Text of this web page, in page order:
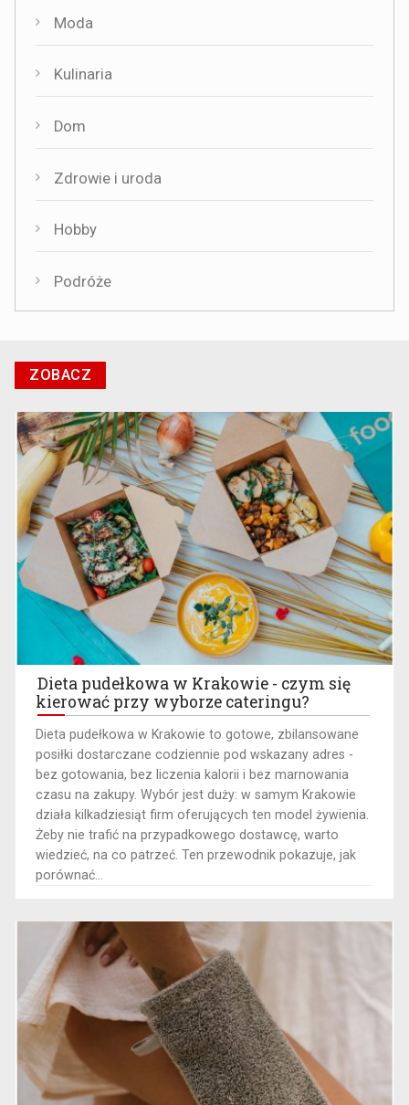
Moda
Kulinaria
Dom
Zdrowie i uroda
Hobby
Podróże
ZOBACZ
Dieta pudełkowa w Krakowie - czym się
kierować przy wyborze cateringu?
​Dieta pudełkowa w Krakowie to gotowe, zbilansowane
posiłki dostarczane codziennie pod wskazany adres -
bez gotowania, bez liczenia kalorii i bez marnowania
czasu na zakupy. Wybór jest duży: w samym Krakowie
działa kilkadziesiąt firm oferujących ten model żywienia.
Żeby nie trafić na przypadkowego dostawcę, warto
wiedzieć, na co patrzeć. Ten przewodnik pokazuje, jak
porównać...